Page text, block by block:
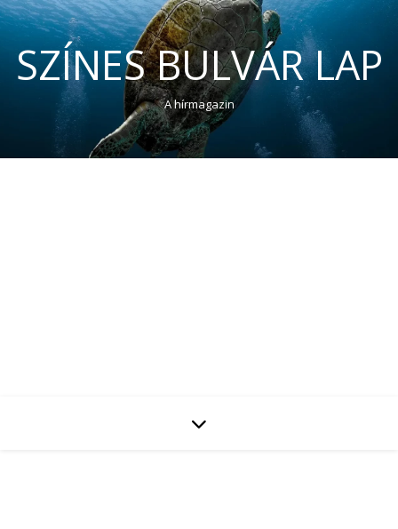
SZÍNES BULVÁR LAP
A hírmagazin